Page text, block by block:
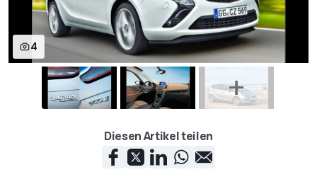
4
Diesen Artikel teilen